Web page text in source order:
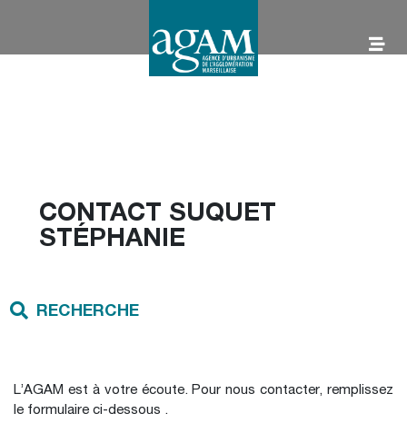
AGAM
CONTACT SUQUET
STÉPHANIE
RECHERCHE
L’AGAM est à votre écoute. Pour nous contacter, remplissez
le formulaire ci-dessous .